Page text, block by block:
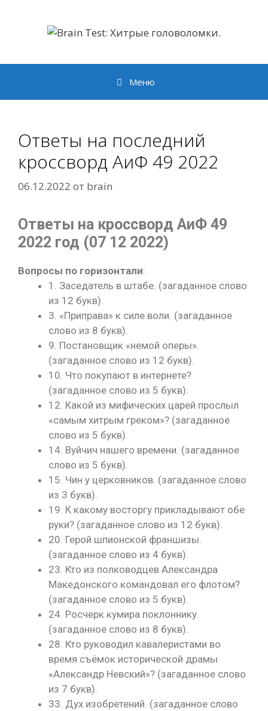
содержимому
Меню
Ответы на последний
кроссворд АиФ 49 2022
06.12.2022 от brain
Ответы на кроссворд АиФ 49
2022 год (07 12 2022)
Вопросы по горизонтали:
1. Заседатель в штабе. (загаданное слово
из 12 букв).
3. «Приправа» к силе воли. (загаданное
слово из 8 букв).
9. Постановщик «немой оперы».
(загаданное слово из 12 букв).
10. Что покупают в интернете?
(загаданное слово из 5 букв).
12. Какой из мифических царей прослыл
«самым хитрым греком»? (загаданное
слово из 5 букв).
14. Вуйчич нашего времени. (загаданное
слово из 5 букв).
15. Чин у церковников. (загаданное слово
из 3 букв).
19. К какому восторгу прикладывают обе
руки? (загаданное слово из 12 букв).
20. Герой шпионской франшизы.
(загаданное слово из 4 букв).
23. Кто из полководцев Александра
Македонского командовал его флотом?
(загаданное слово из 5 букв).
24. Росчерк кумира поклоннику.
(загаданное слово из 8 букв).
28. Кто руководил кавалеристами во
время съёмок исторической драмы
«Александр Невский»? (загаданное слово
из 7 букв).
33. Дух изобретений. (загаданное слово